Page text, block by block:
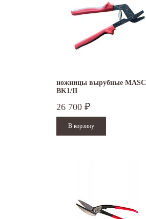
ножницы вырубные MASC
BK1/II
26 700 ₽